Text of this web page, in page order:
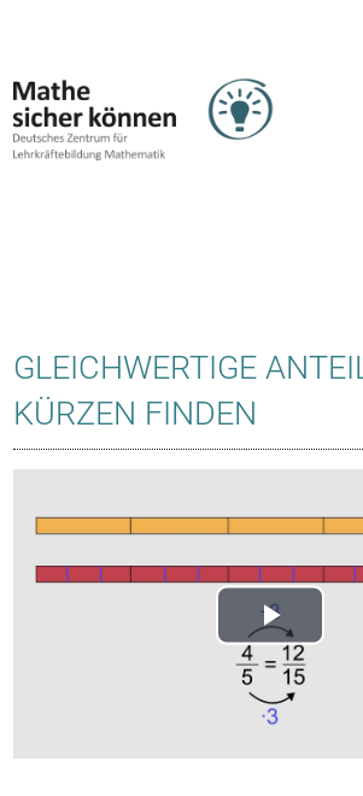
GLEICHWERTIGE
KÜRZEN FINDEN
Play
Video